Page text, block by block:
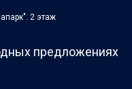
2 этаж
предложениях